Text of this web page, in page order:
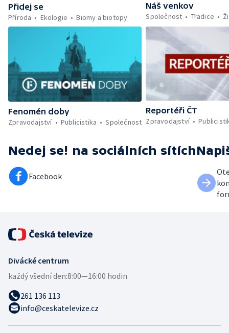
Přidej se
Příroda
Ekologie Biomy a biotopy
Náš venkov
Společnost
Tradice
Fenomén doby
Zpravodajství
Publicistika Společnost
Reportéři ČT
Zpravodajství
Nedej se! na sociálních sítích
Facebook
Divácké centrum
každý všední den:8:00—16:00 hodin
261 136 113
info@ceskatelevize.cz